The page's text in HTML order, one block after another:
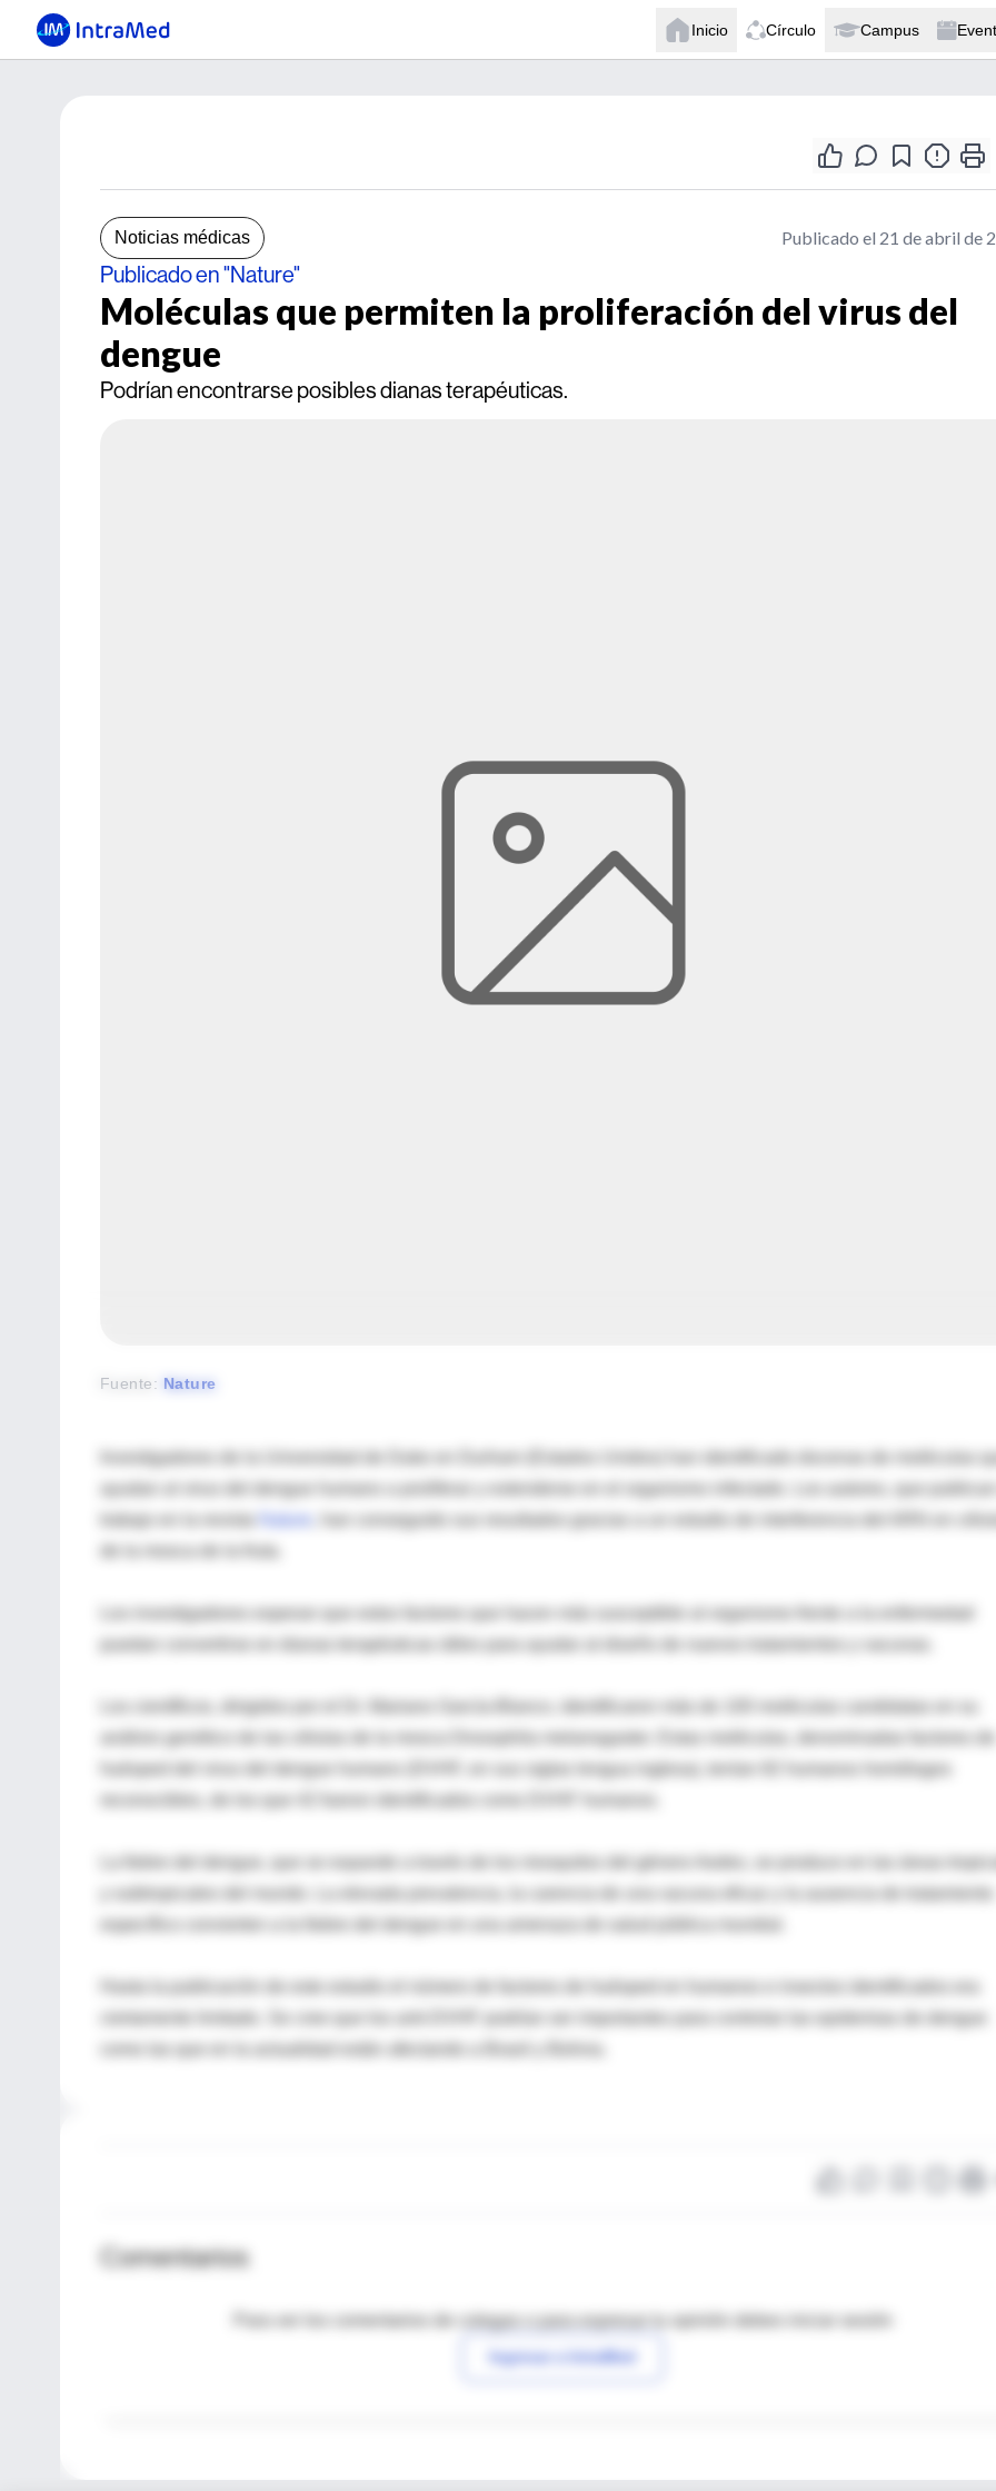
Inicio Círculo Campus
Noticias médicas Publicado el 21 de abril de
Publicado en "Nature"
Moléculas que permiten la proliferación del virus del
dengue
Podrían encontrarse posibles dianas terapéuticas.
Fuente: Nature
Investigadores de la Universidad de Duke en Durham (Estados Unidos) han identificado docenas de moléculas
ayudan al virus del dengue humano a proliferar y extenderse en el organismo infectado. Los autores, que publican
, han conseguido sus resultados gracias a un estudio de interferencia del ARN en
Los investigadores esperan que estos factores que hacen más susceptible al organismo frente a la enfermedad
puedan convertirse en dianas terapéuticas útiles para ayudar al diseño de nuevos tratamientos y vacunas.
Los científicos, dirigidos por el Dr. Mariano García-Blanco, identificaron más de 100 moléculas candidatas en su
análisis genético de las células de la mosca Drosophila melanogaster. Estas moléculas, denominadas factores de
huésped del virus del dengue humano (DVHF, en sus siglas lengua inglesa), tenían 82 humanos homólogos
La fiebre del dengue, que se expande a través de los mosquitos del género Aedes, se produce en las áreas
específico convierten a la fiebre del dengue en una amenaza de salud pública mundial.
Hasta la publicación de este estudio el número de factores de huésped en humanos e insectos identificados era
ciertamente limitado. Se cree que los anti-DVHF podrían ser importantes para controlar las epidemias de dengue
Comentarios
Para ver los comentarios de colegas o para expresar tu opinión debes iniciar sesión
Ingresar a IntraMed